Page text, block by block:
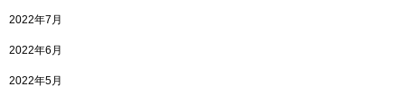
2022年7月
2022年6月
2022年5月